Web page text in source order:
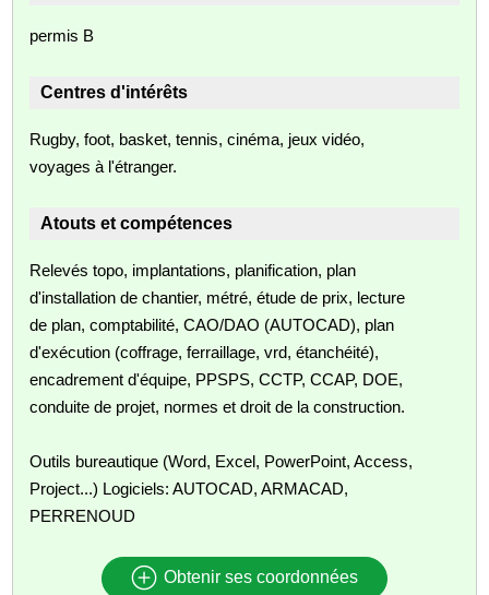
permis B
Centres d'intérêts
Rugby, foot, basket, tennis, cinéma, jeux vidéo,
voyages à l'étranger.
Atouts et compétences
Relevés topo, implantations, planification, plan
d'installation de chantier, métré, étude de prix, lecture
de plan, comptabilité, CAO/DAO (AUTOCAD), plan
d'exécution (coffrage, ferraillage, vrd, étanchéité),
encadrement d'équipe, PPSPS, CCTP, CCAP, DOE,
conduite de projet, normes et droit de la construction.
Outils bureautique (Word, Excel, PowerPoint, Access,
Project...) Logiciels: AUTOCAD, ARMACAD,
PERRENOUD
Obtenir ses coordonnées